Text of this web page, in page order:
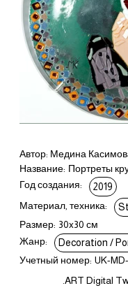
Автор: Медина
Название: Портреты
Год создания:
2019
Материал, техника:
Размер: 30x30 см
Жанр:
Decoration /
Учетный номер: UK-
.ART Digital